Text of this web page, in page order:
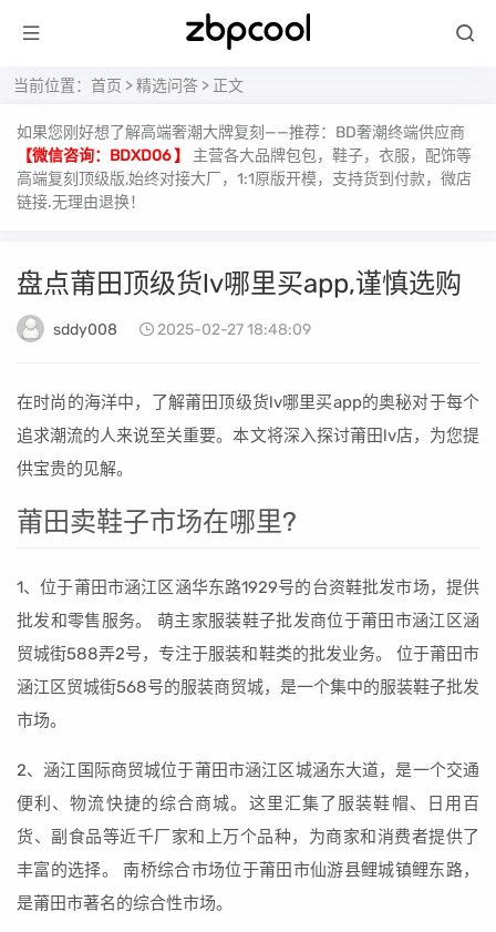
当前位置： 首页 >精选问答 > 正文
如果您刚好想了解高端奢潮大牌复刻——推荐：BD奢潮终端供应商
【微信咨询：BDXD06 】
主营各大品牌包包，鞋子，衣服，配饰等
高端复刻顶级版,始终对接大厂，1:1原版开模，支持货到付款，微店
链接.无理由退换！
盘点莆田顶级货lv哪里买app,谨慎选购
sddy008 2025-02-27 18:48:09
在时尚的海洋中，了解莆田顶级货lv哪里买app的奥秘对于每个
追求潮流的人来说至关重要。本文将深入探讨莆田lv店，为您提
供宝贵的见解。
莆田卖鞋子市场在哪里?
1、位于莆田市涵江区涵华东路1929号的台资鞋批发市场，提供
批发和零售服务。 萌主家服装鞋子批发商位于莆田市涵江区涵
贸城街588弄2号，专注于服装和鞋类的批发业务。 位于莆田市
涵江区贸城街568号的服装商贸城，是一个集中的服装鞋子批发
市场。
2、涵江国际商贸城位于莆田市涵江区城涵东大道，是一个交通
便利、物流快捷的综合商城。这里汇集了服装鞋帽、日用百
货、副食品等近千厂家和上万个品种，为商家和消费者提供了
丰富的选择。 南桥综合市场位于莆田市仙游县鲤城镇鲤东路，
是莆田市著名的综合性市场。